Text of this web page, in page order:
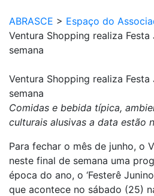
ABRASCE > Espaço do
Ventura Shopping realiza
semana
Ventura Shopping realiza
semana
Comidas e bebida típica,
culturais alusivas a data estão
Para fechar o mês de junho, o
neste final de semana uma
época do ano, o ‘Festerê
que acontece no sábado (25)